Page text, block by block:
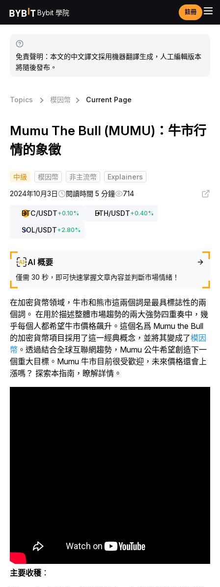
Bybit 學院 註冊
免責聲明：本文的中文譯文採用機器翻譯生成，人工編輯版本
將隨後發布。
Topics 模因幣 Current Page
Mumu The Bull (MUMU)：牛市行
情的象徵
中級 模因幣 非主流幣
Explainers
2024年10月3日
閱讀時間 5 分鐘 714
BTC/USDT+0.10% ETH/USDT+0.40%
SOL/USDT+2.80%
AI 概要
僅需 30 秒，即可快速掌握文章內容並判斷市場情緒！
在加密貨幣領域，牛市和熊市這兩個詞是最具標誌性的兩
個詞。 在用於描述整體市場趨勢的兩大強勢四重奏中，幾
乎每個人都希望牛市價格飆升。這個名爲 Mumu the Bull
的加密貨幣項目採用了這一經典概念，並將其變成了模因
幣 。透過結合全球互聯網趨勢，Mumu 公牛希望創造下一
個重大目標。Mumu 牛市目前很受歡迎，未來價格還會上
漲嗎？ 探索本指南，瞭解詳情。
主要收穫 ：